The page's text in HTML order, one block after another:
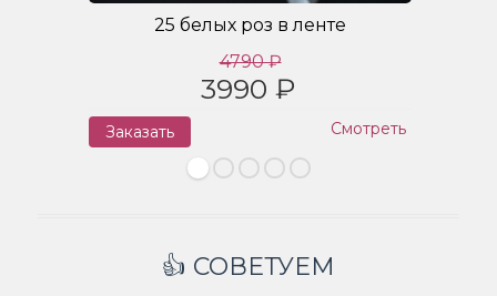
25 белых роз в ленте
4790 ₽
3990 ₽
Заказать Смотреть
👍 СОВЕТУЕМ